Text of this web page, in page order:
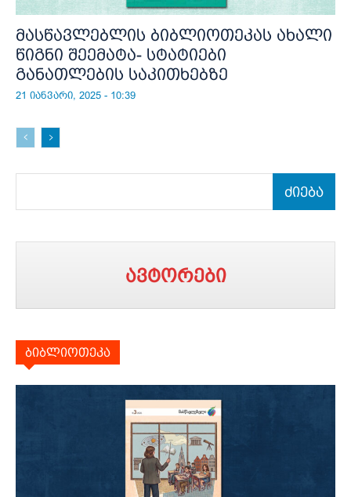
მასწავლებლის ბიბლიოთეკას ახალი
წიგნი შეემატა- სტატიები
განათლების საკითხებზე
21 იანვარი, 2025 - 10:39
ძიება
ავტორები
ბიბლიოთეკა